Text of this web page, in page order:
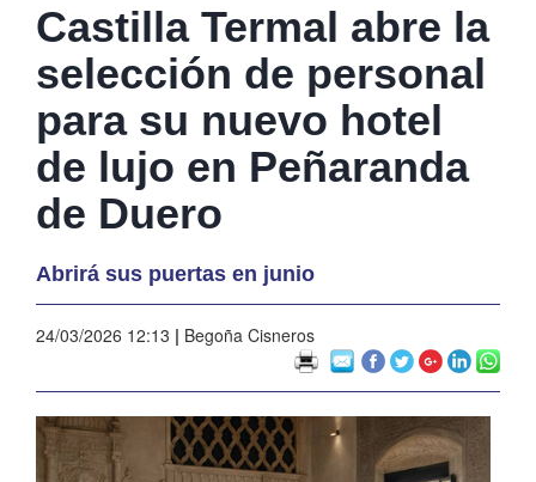
Castilla Termal abre la
selección de personal
para su nuevo hotel
de lujo en Peñaranda
de Duero
Abrirá sus puertas en junio
24/03/2026 12:13 | Begoña Cisneros